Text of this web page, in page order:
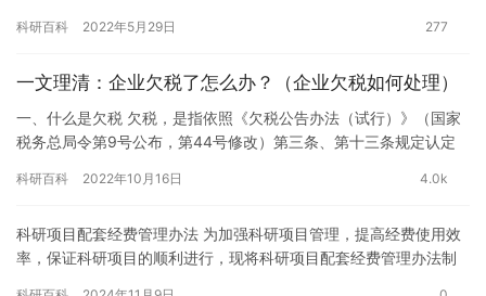
科研百科 2022年5月29日 277
一文理清：企业欠税了怎么办？（企业欠税如何处理）
一、什么是欠税 欠税，是指依照《欠税公告办法（试行）》（国家
税务总局令第9号公布，第44号修改）第三条、第十三条规定认定
定…
科研百科 2022年10月16日 4.0k
科研项目配套经费管理办法 为加强科研项目管理，提高经费使用效
率，保证科研项目的顺利进行，现将科研项目配套经费管理办法制